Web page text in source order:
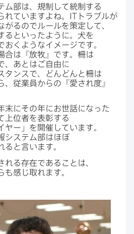
ム部は、​規制して​統制する​
れていますよね。
IT トラブルが​
がるので​ルールを​策定して、​
ると​いったように。​犬を​
おくような​イメージです。​
合は​『放牧』です。​柵は​
、​あとは​ご自由に​
タンスで、​どんどんと​柵は​
、​従業員からの​『愛され度』
末に​その年に​お世話に​なった​
上位者を​表彰する​
ヤー」を​開催しています。​
システム部は​ほぼ​
ると​言います。
れる​存在である​ことは、​
も​感じ取れます。